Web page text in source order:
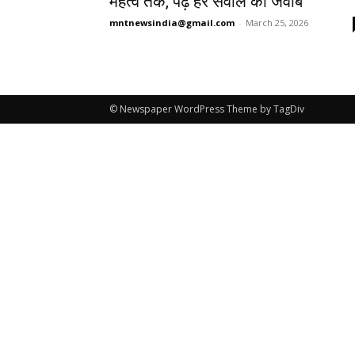
mntnewsindia@gmail.com - March 25, 2026
© Newspaper WordPress Theme by TagDiv